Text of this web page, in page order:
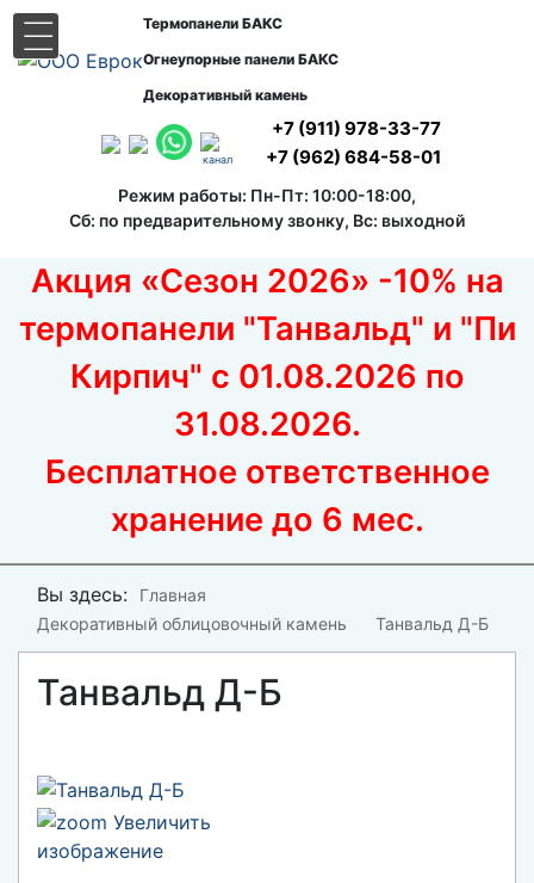
Термопанели БАКС
Огнеупорные панели БАКС
Декоративный камень
канал
+7 (911) 978-33-77
+7 (962) 684-58-01
Режим работы: Пн-Пт: 10:00-18:00,
Сб: по предварительному звонку, Вс: выходной
Акция «Сезон 2026» -10% на
термопанели "Танвальд" и "Пи
Кирпич" с 01.08.2026 по
31.08.2026.
Бесплатное ответственное
хранение до 6 мес.
|||
Вы здесь:
Главная
Декоративный облицовочный камень
Танвальд Д-Б
Танвальд Д-Б
Увеличить
изображение